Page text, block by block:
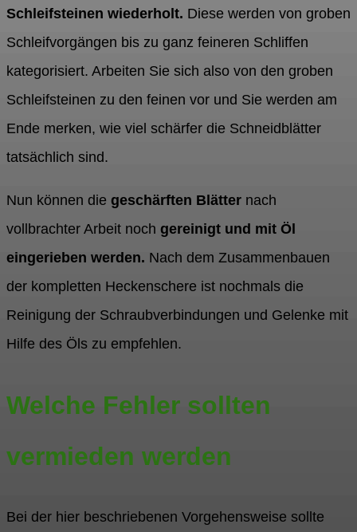
Schleifsteinen wiederholt. Diese werden von groben
Schleifvorgängen bis zu ganz feineren Schliffen
kategorisiert. Arbeiten Sie sich also von den groben
Schleifsteinen zu den feinen vor und Sie werden am
Ende merken, wie viel schärfer die Schneidblätter
tatsächlich sind.
Nun können die geschärften Blätter nach
vollbrachter Arbeit noch gereinigt und mit Öl
eingerieben werden. Nach dem Zusammenbauen
der kompletten Heckenschere ist nochmals die
Reinigung der Schraubverbindungen und Gelenke mit
Hilfe des Öls zu empfehlen.
Welche Fehler sollten
vermieden werden
Bei der hier beschriebenen Vorgehensweise sollte